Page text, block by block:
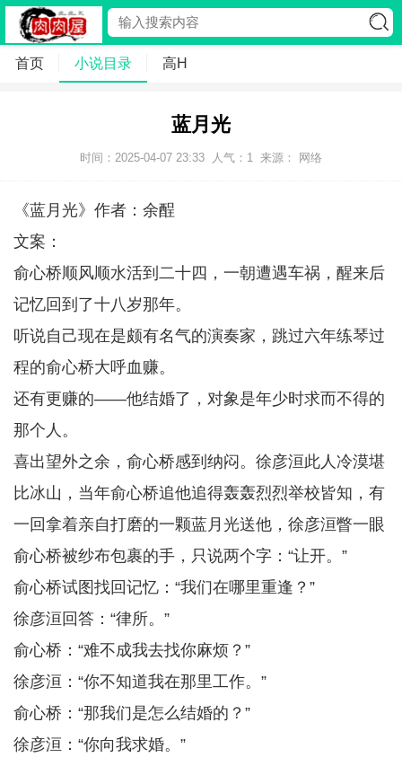
首页 小说目录 高H
蓝月光
时间：2025-04-07 23:33 人气： 1 来源： 网络
《蓝月光》作者：余酲
文案：
俞心桥顺风顺水活到二十四，一朝遭遇车祸，醒来后
记忆回到了十八岁那年。
听说自己现在是颇有名气的演奏家，跳过六年练琴过
程的俞心桥大呼血赚。
还有更赚的——他结婚了，对象是年少时求而不得的
那个人。
喜出望外之余，俞心桥感到纳闷。徐彦洹此人冷漠堪
比冰山，当年俞心桥追他追得轰轰烈烈举校皆知，有
一回拿着亲自打磨的一颗蓝月光送他，徐彦洹瞥一眼
俞心桥被纱布包裹的手，只说两个字：“让开。”
俞心桥试图找回记忆：“我们在哪里重逢？”
徐彦洹回答：“律所。”
俞心桥：“难不成我去找你麻烦？”
徐彦洹：“你不知道我在那里工作。”
俞心桥：“那我们是怎么结婚的？”
徐彦洹：“你向我求婚。”